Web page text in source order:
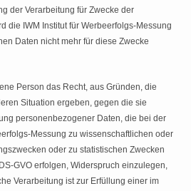
der Verarbeitung für Zwecke der
die IWM Institut für Werbeerfolgs-Messung
Daten nicht mehr für diese Zwecke
Person das Recht, aus Gründen, die
Situation ergeben, gegen die sie
personenbezogener Daten, die bei der
Messung zu wissenschaftlichen oder
oder zu statistischen Zwecken
GVO erfolgen, Widerspruch einzulegen,
Verarbeitung ist zur Erfüllung einer im